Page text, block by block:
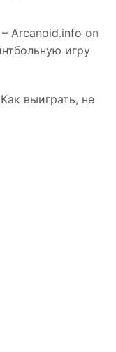
Arcanoid.info on
игру
Как выиграть, не